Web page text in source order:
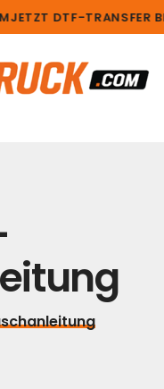
JETZT DTF-TRANSFER